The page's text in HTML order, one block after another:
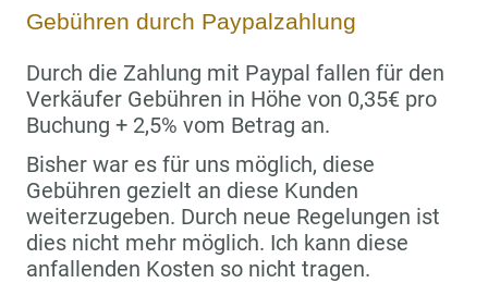
Gebühren durch Paypalzahlung
Durch die Zahlung mit Paypal fallen für den
Verkäufer Gebühren in Höhe von 0,35€ pro
Buchung + 2,5% vom Betrag an.
Bisher war es für uns möglich, diese
Gebühren gezielt an diese Kunden
weiterzugeben. Durch neue Regelungen ist
dies nicht mehr möglich. Ich kann diese
anfallenden Kosten so nicht tragen.